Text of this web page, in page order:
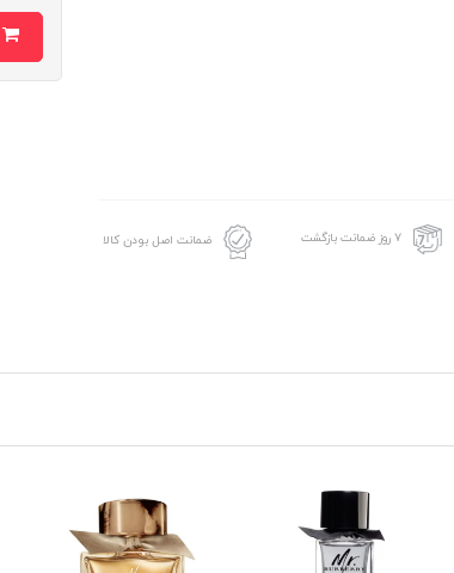
۷ روز ضمانت بازگشت ضمانت اصل بودن کالا